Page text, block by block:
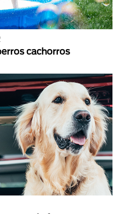
cachorros